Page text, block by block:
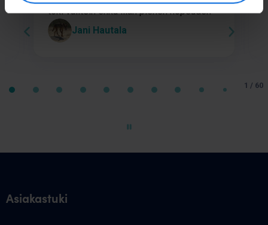
toki valitsin ehkä liian pienen nopeuden
Jani Hautala
1
1 / 60
Asiakastuki